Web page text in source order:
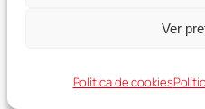
Ver
Política de cookies
La Geria